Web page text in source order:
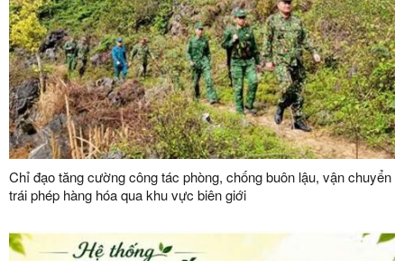
Chỉ đạo tăng cường công tác phòng, chống buôn lậu, vận chuyển
trái phép hàng hóa qua khu vực biên giới